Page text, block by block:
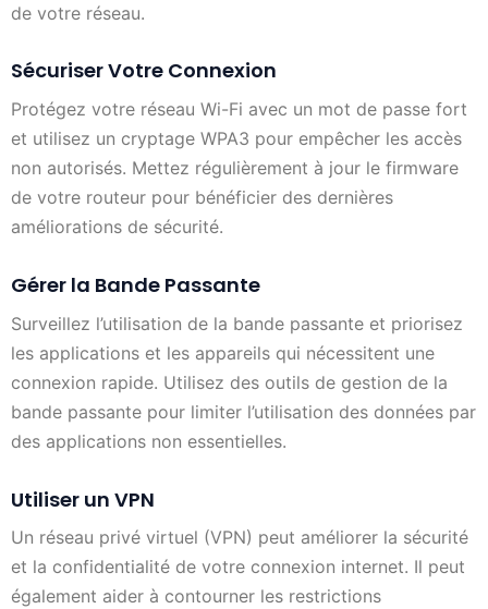
de votre réseau.
Sécuriser Votre Connexion
Protégez votre réseau Wi-Fi avec un mot de passe fort
et utilisez un cryptage WPA3 pour empêcher les accès
non autorisés. Mettez régulièrement à jour le firmware
de votre routeur pour bénéficier des dernières
améliorations de sécurité.
Gérer la Bande Passante
Surveillez l’utilisation de la bande passante et priorisez
les applications et les appareils qui nécessitent une
connexion rapide. Utilisez des outils de gestion de la
bande passante pour limiter l’utilisation des données par
des applications non essentielles.
Utiliser un VPN
Un réseau privé virtuel (VPN) peut améliorer la sécurité
et la confidentialité de votre connexion internet. Il peut
également aider à contourner les restrictions